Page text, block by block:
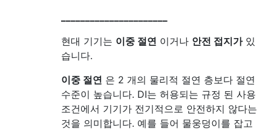
현대 기기는 이중 절연 이거나 안전 접지가있
습니다.
이중 절연 은 2 개의 물리적 절연 층보다 절연
수준이 높습니다. DI는 허용되는 규정 된 사용
조건에서 기기가 전기적으로 안전하지 않다는
것을 의미합니다. 예를 들어 물웅덩이를 잡고